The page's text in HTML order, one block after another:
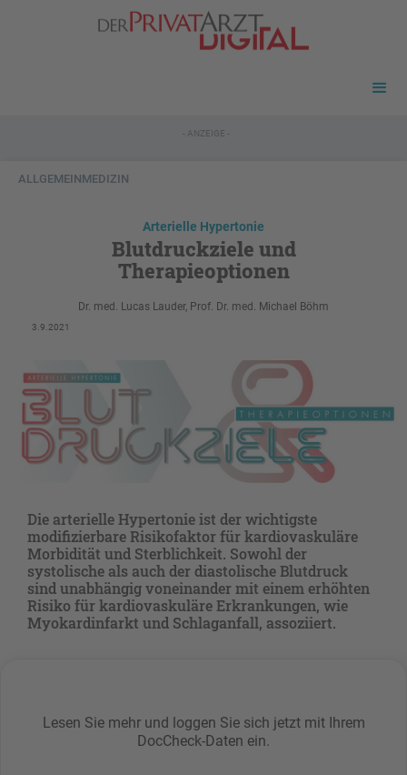
- ANZEIGE -
ALLGEMEINMEDIZIN
Arterielle Hypertonie
Blutdruckziele und
Therapieoptionen
Dr. med. Lucas Lauder, Prof. Dr. med. Michael Böhm
3.9.2021
Die arterielle Hypertonie ist der wichtigste
modifizierbare Risikofaktor für kardiovaskuläre
Morbidität und Sterblichkeit. Sowohl der
systolische als auch der diastolische Blutdruck
sind unabhängig voneinander mit einem erhöhten
Risiko für kardiovaskuläre Erkrankungen, wie
Myokardinfarkt und Schlaganfall, assoziiert.
Lesen Sie mehr und loggen Sie sich jetzt mit Ihrem
DocCheck-Daten ein.